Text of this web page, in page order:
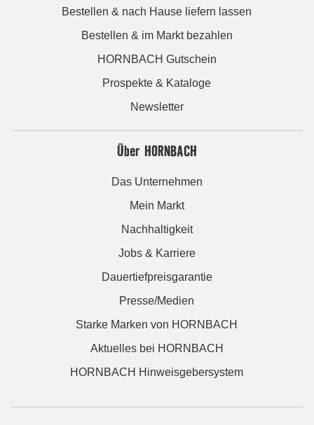
Bestellen & nach Hause liefern lassen
Bestellen & im Markt bezahlen
HORNBACH Gutschein
Prospekte & Kataloge
Newsletter
Über HORNBACH
Das Unternehmen
Mein Markt
Nachhaltigkeit
Jobs & Karriere
Dauertiefpreisgarantie
Presse/Medien
Starke Marken von HORNBACH
Aktuelles bei HORNBACH
HORNBACH Hinweisgebersystem